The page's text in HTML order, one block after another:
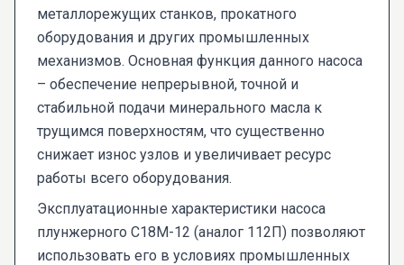
металлорежущих станков, прокатного
оборудования и других промышленных
механизмов. Основная функция данного насоса
– обеспечение непрерывной, точной и
стабильной подачи минерального масла к
трущимся поверхностям, что существенно
снижает износ узлов и увеличивает ресурс
работы всего оборудования.
Эксплуатационные характеристики насоса
плунжерного С18М-12 (аналог 112П) позволяют
использовать его в условиях промышленных